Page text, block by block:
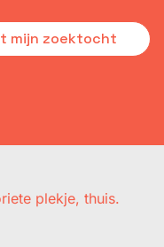
mijn zoektocht
plekje, thuis.